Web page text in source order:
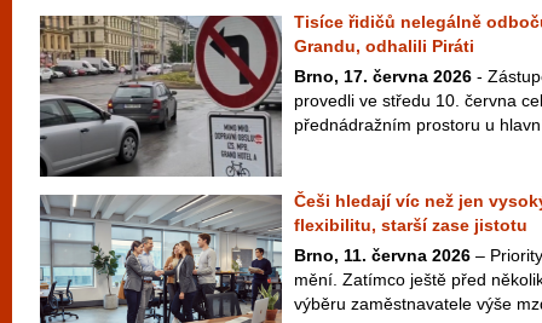
Tisíce řidičů nelegálně
Grandu, odhalili Piráti
Brno, 17. června 2026 -
provedli ve středu 10. června
přednádražním prostoru u
Češi hledají víc než jen
flexibilitu, starší zase jistotu
Brno, 11. června 2026 –
mění. Zatímco ještě před
výběru zaměstnavatele výše